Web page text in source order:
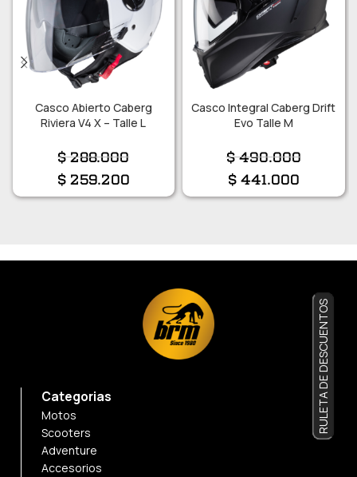
Casco Abierto Caberg
Riviera V4 X – Talle L
$288.000
$259.200
Casco Integral Caberg Drift
Evo Talle M
$490.000
$441.000
Categorias
Motos
Scooters
Adventure
Accesorios
RULETA DE DESCUENTOS